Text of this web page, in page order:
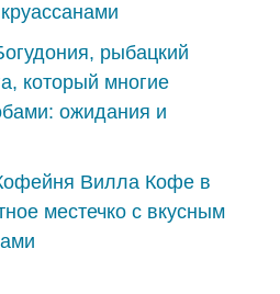
рыбацкий
который многие
ожидания и
Вилла Кофе в
местечко с вкусным